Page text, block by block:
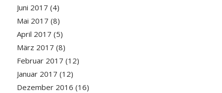
Juni 2017 (4)
Mai 2017 (8)
April 2017 (5)
März 2017 (8)
Februar 2017 (12)
Januar 2017 (12)
Dezember 2016 (16)